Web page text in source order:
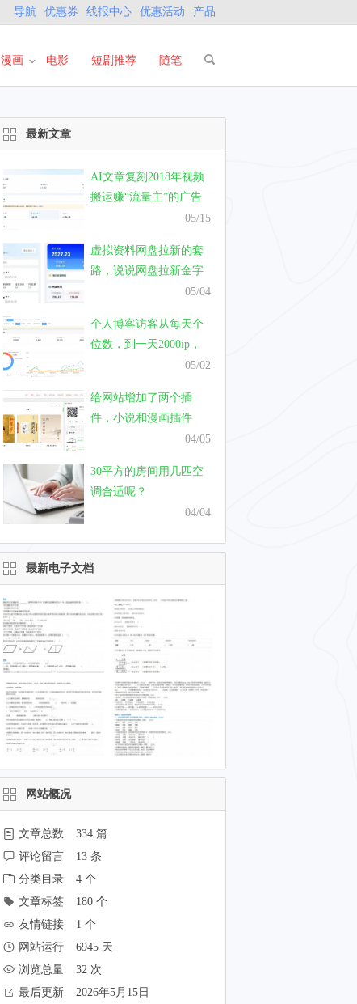
导航 优惠券 线报中心 优惠活动 产品
漫画 电影 短剧推荐 随笔
最新文章
AI文章复刻2018年视频
搬运赚“流量主”的广告
费，真的能有钱赚吗？
05/15
虚拟资料网盘拉新的套
路，说说网盘拉新金字
05/04
个人博客访客从每天个
位数，到一天2000ip，
05/02
给网站增加了两个插
件，小说和漫画插件
04/05
30平方的房间用几匹空
调合适呢？
04/04
最新电子文档
网站概况
文章总数
334 篇
评论留言
13 条
分类目录
4 个
文章标签
180 个
友情链接
1 个
网站运行
6945 天
浏览总量
32 次
最后更新
2026年5月15日